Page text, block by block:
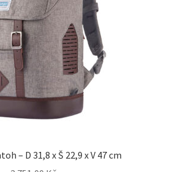
– D 31,8 x Š 22,9 x V 47 cm